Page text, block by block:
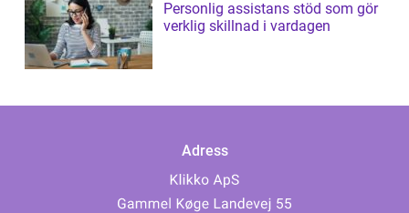
Personlig assistans stöd som gör
verklig skillnad i vardagen
Adress